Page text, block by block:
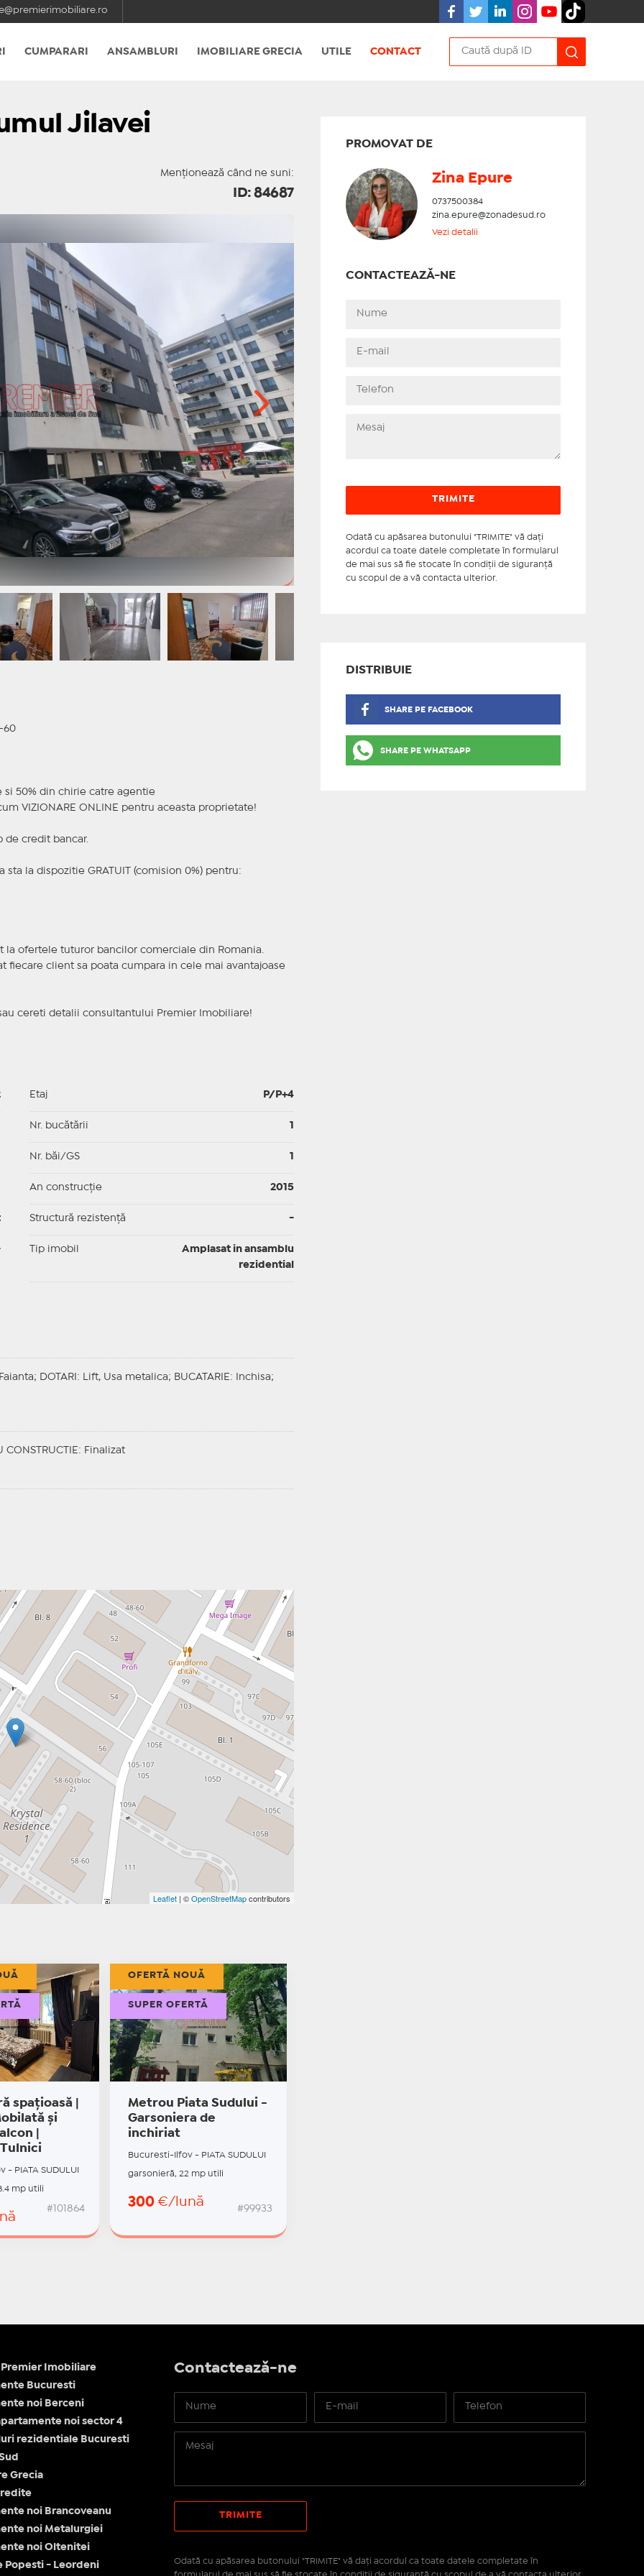
CUMPARARI ANSAMBLURI IMOBILIARE GRECIA UTILE CONTACT
Jilavei
Menționează când ne suni:
ID: 84687
60
si 50% din chirie catre agentie
VIZIONARE ONLINE pentru aceasta proprietate!
de credit bancar.
la dispozitie GRATUIT (comision 0%) pentru:
la ofertele tuturor bancilor comerciale din Romania.
fiecare client sa poata cumpara in cele mai avantajoase
cereti detalii consultantului Premier Imobiliare!
Etaj P/P+4
Nr. bucătării
Nr. băi/GS
An construcție 2015
Structură rezistență -
Tip imobil
Amplasat in ansamblu
rezidential
DOTARI : Lift, Usa metalica; BUCATARIE : Inchisa;
CONSTRUCTIE : Finalizat
Leaflet| ©OpenStreetMapcontributors
PROMOVAT DE
Zina Epure
0737500384
zina.epure@zonadesud.ro
Vezi detalii
CONTACTEAZĂ-NE
Odată cu apăsarea butonului "TRIMITE" vă daţi
acordul ca toate datele completate în formularul
de mai sus să fie stocate în condiţii de siguranţă
cu scopul de a vă contacta ulterior.
DISTRIBUIE
SHARE PE FACEBOOK
SHARE PE WHATSAPP
spațioasă |
și
|
PIATA SUDULUI
mp utili
#101864
Metrou Piata Sudului -
Garsoniera de
inchiriat
Bucuresti-Ilfov - PIATA SUDULUI
garsonieră, 22 mp utili
300€/lună
#99933
OFERTĂ NOUĂ
SUPER OFERTĂ
Imobiliare
Bucuresti
noi Berceni
noi sector 4
rezidentiale Bucuresti
Grecia
noi Brancoveanu
noi Metalurgiei
noi Oltenitei
Popesti - Leordeni
Contactează-ne
Odată cu apăsarea butonului "TRIMITE" vă daţi acordul ca toate datele completate în